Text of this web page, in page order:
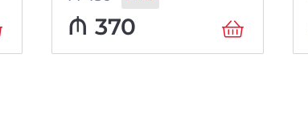
₼ 370